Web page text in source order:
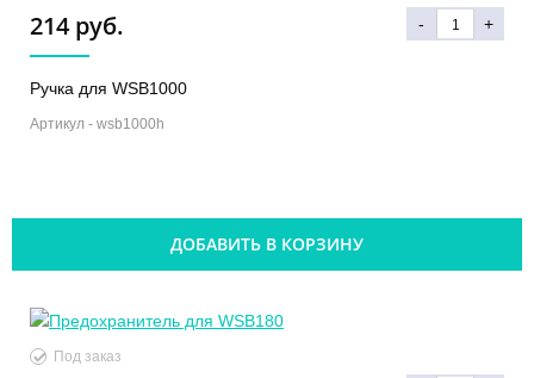
214 руб. - +
Ручка для WSB1000
Артикул - wsb1000h
ДОБАВИТЬ В КОРЗИНУ
Под заказ